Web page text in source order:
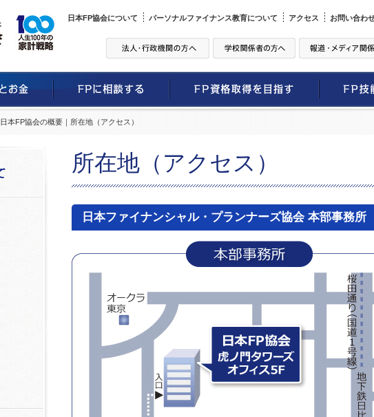
日本FP協会について パーソナルファイナンス教育について アクセス お問い合わ
日本FP協会の概要｜所在地（アクセス）
所在地（アクセス）
日本ファイナンシャル・プランナーズ協会 本部事務所